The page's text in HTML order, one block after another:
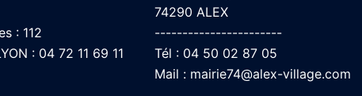
: 112
: 04 72 11 69 11
74290 ALEX
-----------------------
Tél : 04 50 02 87 05
Mail : mairie74@alex-village.com